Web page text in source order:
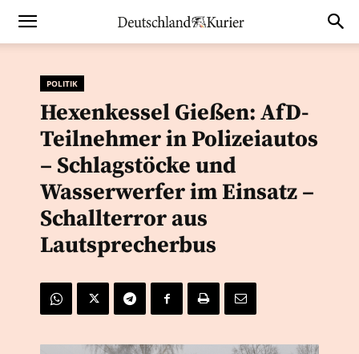
POLITIK
Hexenkessel Gießen: AfD-
Teilnehmer in Polizeiautos
– Schlagstöcke und
Wasserwerfer im Einsatz –
Schallterror aus
Lautsprecherbus